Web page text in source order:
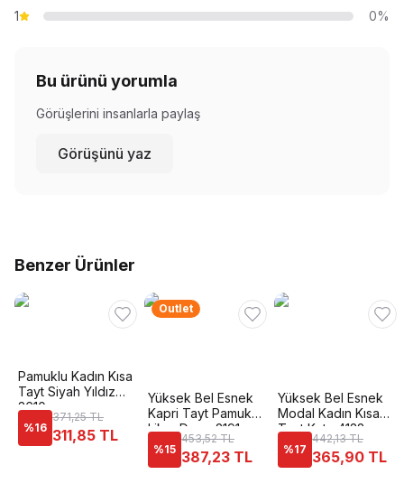
1
0%
Bu ürünü yorumla
Görüşlerini insanlarla paylaş
Görüşünü yaz
Benzer Ürünler
Pamuklu Kadın Kısa
Tayt Siyah Yıldız
3610
%16
371,25 TL
311,85 TL
Outlet
Yüksek Bel Esnek
Kapri Tayt Pamuk
Likra Dono 2191
%15
453,52 TL
387,23 TL
Yüksek Bel Esnek
Modal Kadın Kısa
Tayt Kota 4132
%17
442,13 TL
365,90 TL